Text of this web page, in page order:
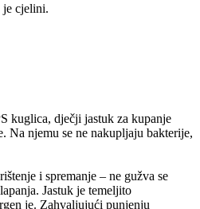
je cjelini.
kuglica, dječji jastuk za kupanje
Na njemu se ne nakupljaju bakterije,
i spremanje – ne gužva se
Jastuk je temeljito
je. Zahvaljujući punjenju